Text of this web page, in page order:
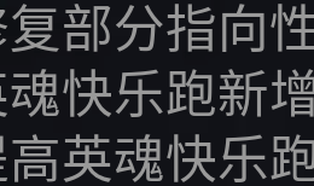
分指向性
乐跑新增
魂快乐跑